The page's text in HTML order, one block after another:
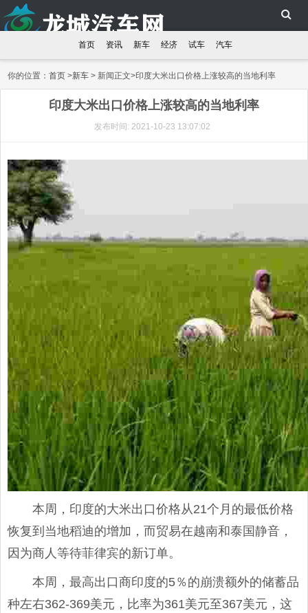
首页 资讯 新车 经济 试车 汽车
你的位置：首页 >新车 > 新闻正文>印度大米出口价格上涨较高的当地利率
印度大米出口价格上涨较高的当地利率
发布时间: 2021-10-23 13:07:02
本周，印度的大米出口价格从21个月的最低价格
恢复到当地稻迪的增加，而贸易在越南和泰国静音，
因为商人等待菲律宾的新订单。
本周，最高出口商印度的5％的崩溃额外的储蓄品
种左右362-369美元，比率为361美元至367美元，这